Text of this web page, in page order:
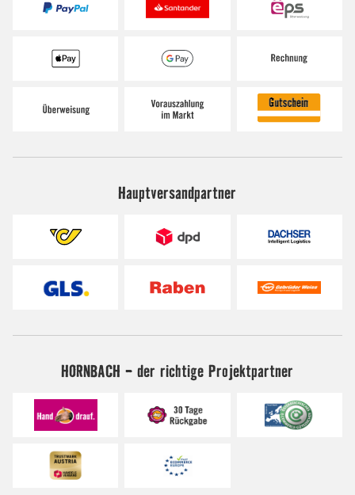
Hauptversandpartner
HORNBACH - der richtige Projektpartner